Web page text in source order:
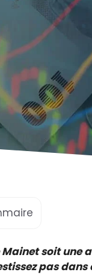
Mainet soit
pas